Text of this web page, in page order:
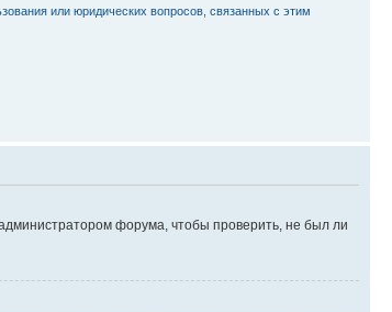
или юридических вопросов, связанных с этим
форума, чтобы проверить, не был ли